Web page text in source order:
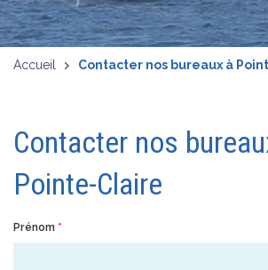
Accueil Contacter nos bureaux à
Contacter nos
Pointe-Claire
Prénom *